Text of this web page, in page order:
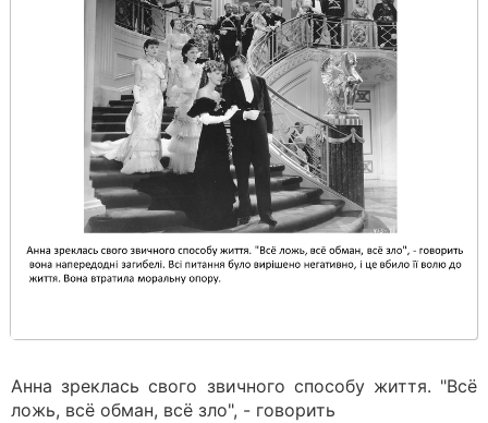
Анна зреклась свого звичного способу життя. "Всё
ложь, всё обман, всё зло", - говорить